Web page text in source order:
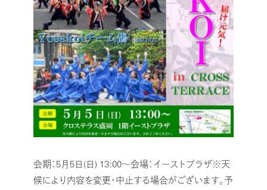
会期：5月5日(日) 13:00～会場：イーストプラザ※天
候により内容を変更・中止する場合がございます。予